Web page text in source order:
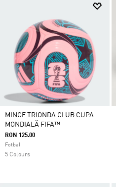
MINGE TRIONDA CLUB CUPA
MONDIALĂ FIFA™
RON 125.00
Fotbal
5 Colours